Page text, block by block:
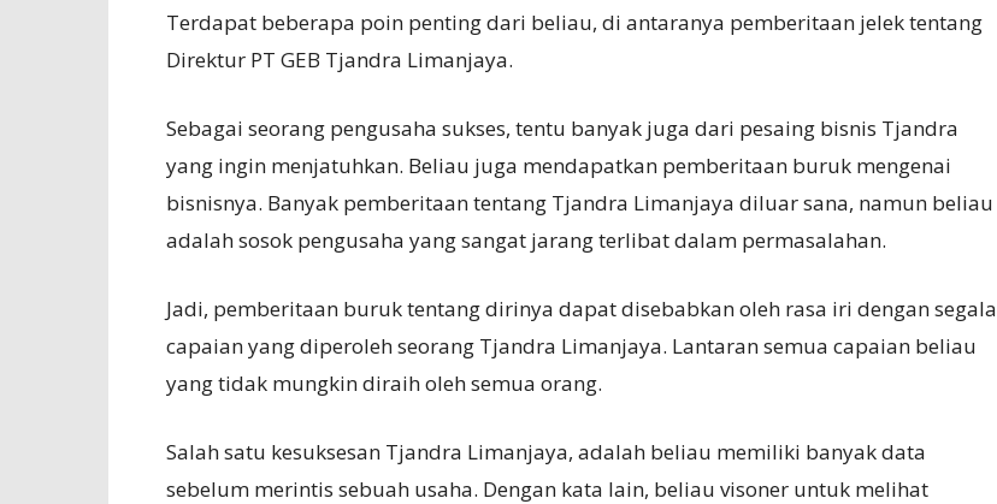
Terdapat beberapa poin penting dari beliau, di antaranya pemberitaan jelek tentang
Direktur PT GEB Tjandra Limanjaya.
Sebagai seorang pengusaha sukses, tentu banyak juga dari pesaing bisnis Tjandra
yang ingin menjatuhkan. Beliau juga mendapatkan pemberitaan buruk mengenai
bisnisnya. Banyak pemberitaan tentang Tjandra Limanjaya diluar sana, namun beliau
adalah sosok pengusaha yang sangat jarang terlibat dalam permasalahan.
Jadi, pemberitaan buruk tentang dirinya dapat disebabkan oleh rasa iri dengan segala
capaian yang diperoleh seorang Tjandra Limanjaya. Lantaran semua capaian beliau
yang tidak mungkin diraih oleh semua orang.
Salah satu kesuksesan Tjandra Limanjaya, adalah beliau memiliki banyak data
sebelum merintis sebuah usaha. Dengan kata lain, beliau visoner untuk melihat